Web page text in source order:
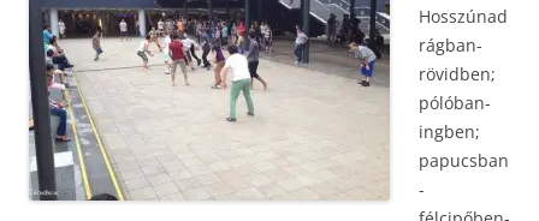
Hosszúnad
rágban-
rövidben;
pólóban-
ingben;
papucsban
-